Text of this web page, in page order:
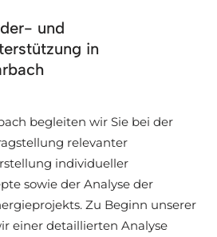
und
in
begleiten wir Sie bei der
relevanter
individueller
sowie der Analyse der
Zu Beginn unserer
einer detaillierten Analyse